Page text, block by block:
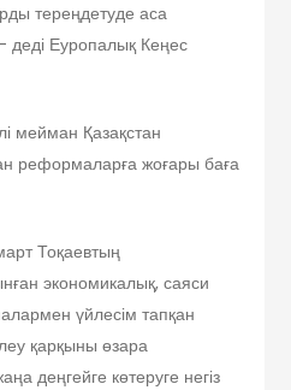
тереңдетуде аса
Еуропалық Кеңес
мейман Қазақстан
реформаларға жоғары баға
Тоқаевтың
экономикалық, саяси
үйлесім тапқан
қарқыны өзара
деңгейге көтеруге негіз